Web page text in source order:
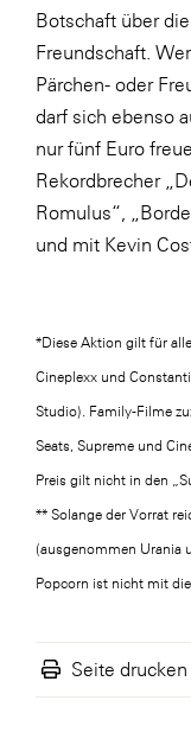
Botschaft über
Freundschaft.
Pärchen- oder
darf sich ebenso
nur fünf Euro
Rekordbrecher
Romulus“,
und mit Kevin
*Diese Aktion gilt für
Cineplexx und
Studio). Family-Filme
Seats, Supreme und
Preis gilt nicht in den
** Solange der Vorrat
(ausgenommen Urania
Popcorn ist nicht mit
Seite drucken